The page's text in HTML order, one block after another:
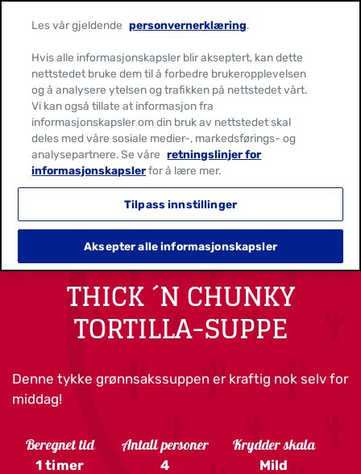
THICK ´N CHUNKY
TORTILLA-SUPPE
Denne tykke grønnsakssuppen er kraftig nok selv for
middag!
Beregnet tid
1 timer
Antall personer
4
Krydder skala
Mild
Les vår gjeldende personvernerklæring.
Hvis alle informasjonskapsler blir akseptert, kan dette
nettstedet bruke dem til å forbedre brukeropplevelsen
og å analysere ytelsen og trafikken på nettstedet vårt.
Vi kan også tillate at informasjon fra
informasjonskapsler om din bruk av nettstedet skal
deles med våre sosiale medier-, markedsførings- og
analysepartnere. Se våre retningslinjer for
informasjonskapslerfor å lære mer.
Tilpass innstillinger
Aksepter alle informasjonskapsler